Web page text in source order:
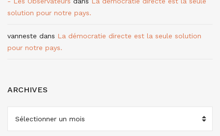
solution pour notre pays.
vanneste dans La démocratie directe est la seule solution
pour notre pays.
ARCHIVES
ARCHIVES